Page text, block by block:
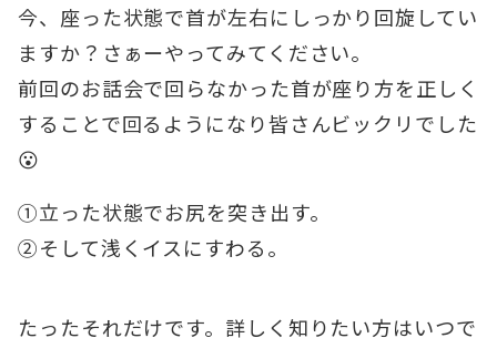
今、座った状態で首が左右にしっかり回旋してい
ますか？さぁーやってみてください。
前回のお話会で回らなかった首が座り方を正しく
することで回るようになり皆さんビックリでした
😮
①立った状態でお尻を突き出す。
②そして浅くイスにすわる。
たったそれだけです。詳しく知りたい方はいつで